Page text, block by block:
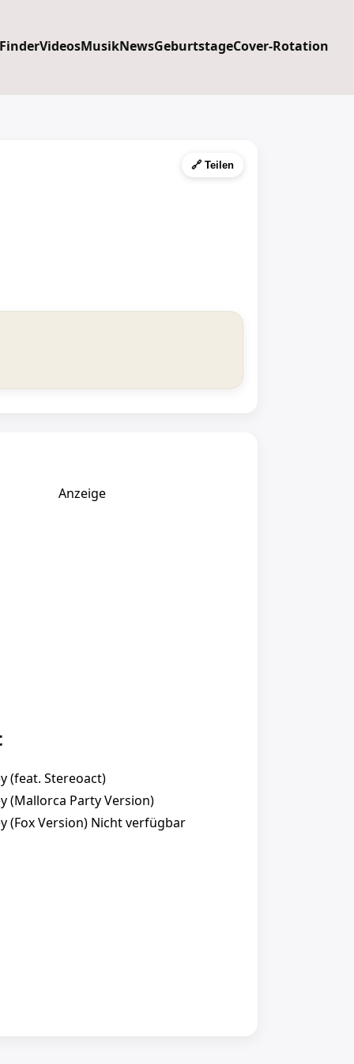
VideosMusikNewsGeburtstageCover-Rotation
🔗 Teilen
Anzeige
(feat. Stereoact)
(Mallorca Party Version)
(Fox Version) Nicht verfügbar